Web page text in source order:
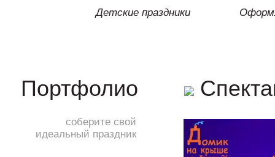
Детские праздники
соберите свой
идеальный праздник
Портфолио